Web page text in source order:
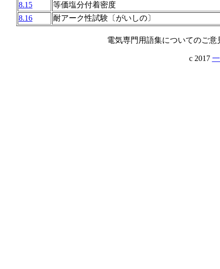
8.15
等価塩分付着密度
8.16
耐アーク性試験〔がいしの〕
電気専門用語集についてのご意
c 2017